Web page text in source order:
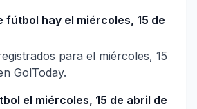
fútbol hay el miércoles, 15 de
para el miércoles, 15
GolToday.
el miércoles, 15 de abril de